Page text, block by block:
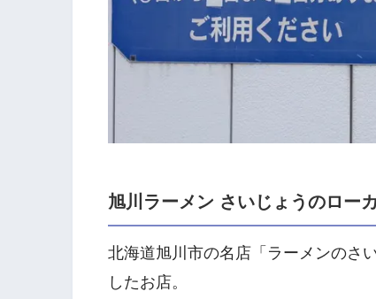
旭川ラーメン さいじょうのロー
北海道旭川市の名店「ラーメンのさ
したお店。